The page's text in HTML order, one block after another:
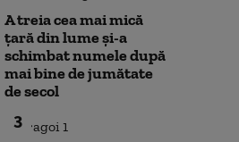
A treia cea mai mică
țară din lume și-a
schimbat numele după
mai bine de jumătate
de secol
3